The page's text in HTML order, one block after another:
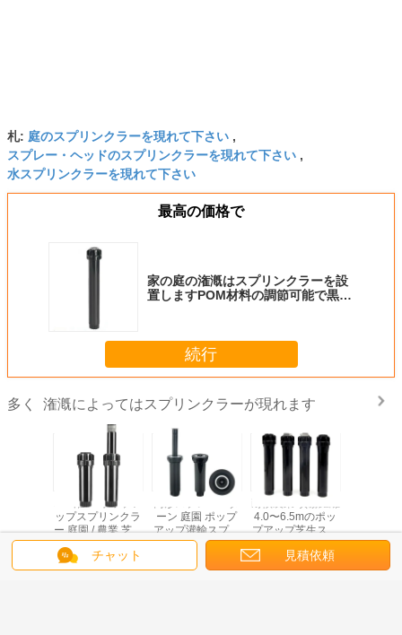
札: 庭のスプリンクラーを現れて下さい ,
スプレー・ヘッドのスプリンクラーを現れて下さい ,
水スプリンクラーを現れて下さい
最高の価格で
家の庭の潅漑はスプリンクラーを設
置しますPOM材料の調節可能で黒い
続行
多く 潅漑によってはスプリンクラーが現れます
プスプ
高性能
1/2' 灌?? ポップア
ップスプリンクラ
ー 庭園 / 農業 芝生
水スプリンクラー
ヘッド
ーン 庭園 ポップ
アップ灌輸スプリ
ンクラー 地下設置
4.0〜6.5mのポッ
プアップ芝生スプ
リングラー
ポップア
器 天
チャット 見積依頼